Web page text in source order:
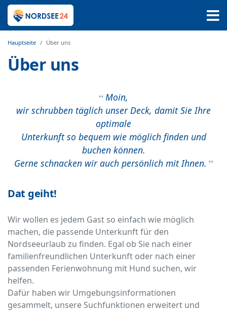
Hauptseite Über uns
Über uns
Moin,
wir schrubben täglich unser Deck, damit Sie Ihre
optimale
Unterkunft so bequem wie möglich finden und
buchen können.
Gerne schnacken wir auch persönlich mit Ihnen.
Dat geiht!
Wir wollen es jedem Gast so einfach wie möglich
machen, die passende Unterkunft für den
Nordseeurlaub zu finden. Egal ob Sie nach einer
familienfreundlichen Unterkunft oder nach einer
passenden Ferienwohnung mit Hund suchen, wir
helfen.
Dafür haben wir Umgebungsinformationen
gesammelt, unsere Suchfunktionen erweitert und